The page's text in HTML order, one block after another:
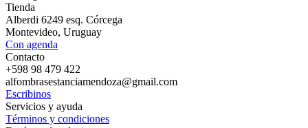
Tienda
Alberdi 6249 esq. Córcega
Montevideo, Uruguay
Con agenda
Contacto
+598 98 479 422
alfombrasestanciamendoza@gmail.com
Escribinos
Servicios y ayuda
Términos y condiciones